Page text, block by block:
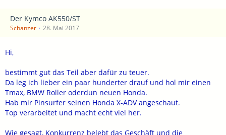
Der Kymco AK550/ST
Schanzer 28. Mai 2017
Hi,
bestimmt gut das Teil aber dafür zu teuer.
Da leg ich lieber ein paar hunderter drauf und hol mir einen
Tmax, BMW Roller oderdun neuen Honda.
Hab mir Pinsurfer seinen Honda X-ADV angeschaut.
Top verarbeitet und macht echt viel her.
Wie gesagt, Konkurrenz belebt das Geschäft und die